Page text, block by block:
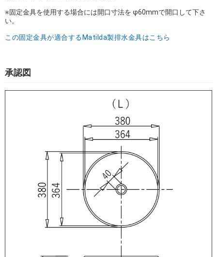
※固定金具を使用する場合には開口寸法を φ60mmで開口して下さ
い。
この固定金具が適合するMatilda製排水金具はこちら
承認図